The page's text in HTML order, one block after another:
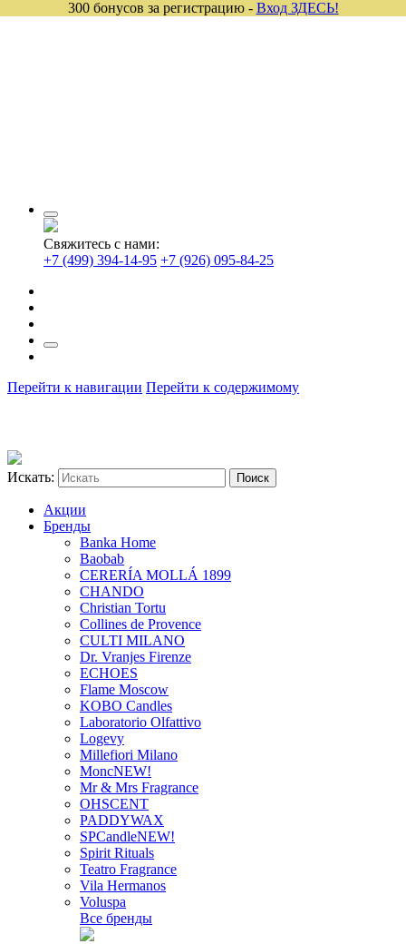
Свяжитесь с нами:
+7 (499) 394-14-95 +7 (926) 095-84-25
Перейти к навигации Перейти к содержимому
Искать:
Акции
Бренды
Banka Home
Baobab
CERERÍA MOLLÁ 1899
CHANDO
Christian Tortu
Collines de Provence
CULTI MILANO
Dr. Vranjes Firenze
ECHOES
Flame Moscow
KOBO Candles
Laboratorio Olfattivo
Logevy
Millefiori Milano
MoncNEW!
Mr & Mrs Fragrance
OHSCENT
PADDYWAX
SPCandleNEW!
Spirit Rituals
Teatro Fragrance
Vila Hermanos
Voluspa
Все бренды
300 бонусов за регистрацию - Вход ЗДЕСЬ!